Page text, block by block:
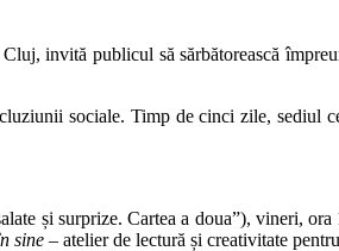
invită publicul să sărbătorească
sociale. Timp de cinci zile, sediul
și surprize. Cartea a doua”), vineri,
sine – atelier de lectură și creativitate